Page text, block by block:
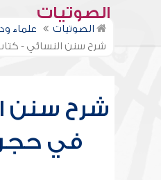
الصوتيات
الصوتيات علماء
شرح سنن النسائي -
شرح سنن
في